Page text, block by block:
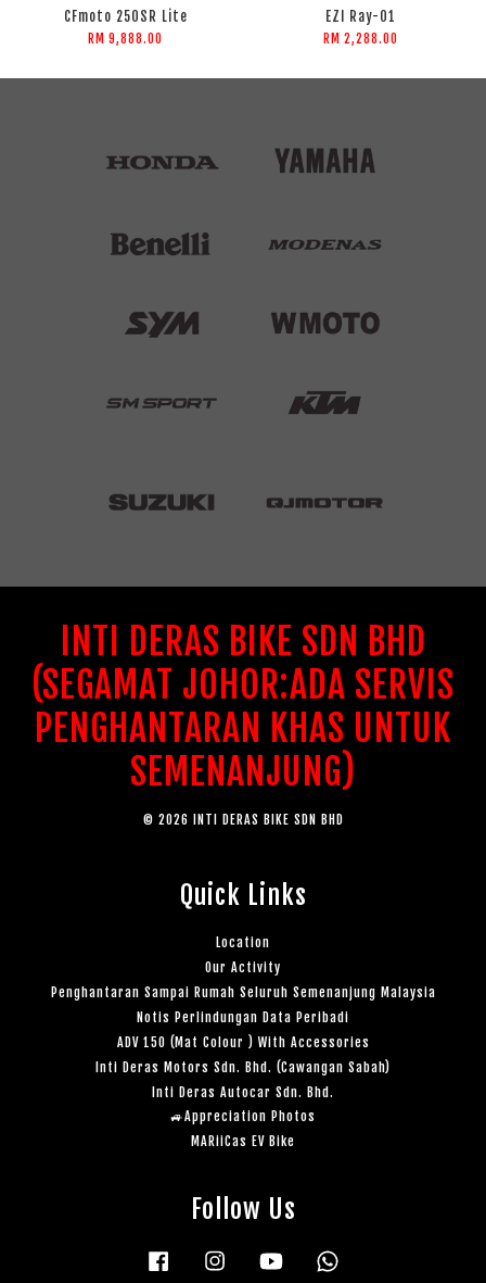
CFmoto 250SR Lite
RM 9,888.00
EZI Ray-01
RM 2,288.00
INTI DERAS BIKE SDN BHD
(SEGAMAT JOHOR:ADA SERVIS
PENGHANTARAN KHAS UNTUK
SEMENANJUNG)
© 2026 INTI DERAS BIKE SDN BHD
Quick Links
Location
Our Activity
Penghantaran Sampai Rumah Seluruh Semenanjung Malaysia
Notis Perlindungan Data Peribadi
ADV 150 (Mat Colour ) With Accessories
Inti Deras Motors Sdn. Bhd. (Cawangan Sabah)
Inti Deras Autocar Sdn. Bhd.
🚙Appreciation Photos
MARiiCas EV Bike
Follow Us
Facebook Instagram YouTube